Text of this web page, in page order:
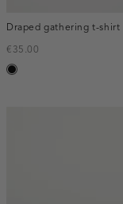
Draped gathering t-shirt
€35.00
zwart